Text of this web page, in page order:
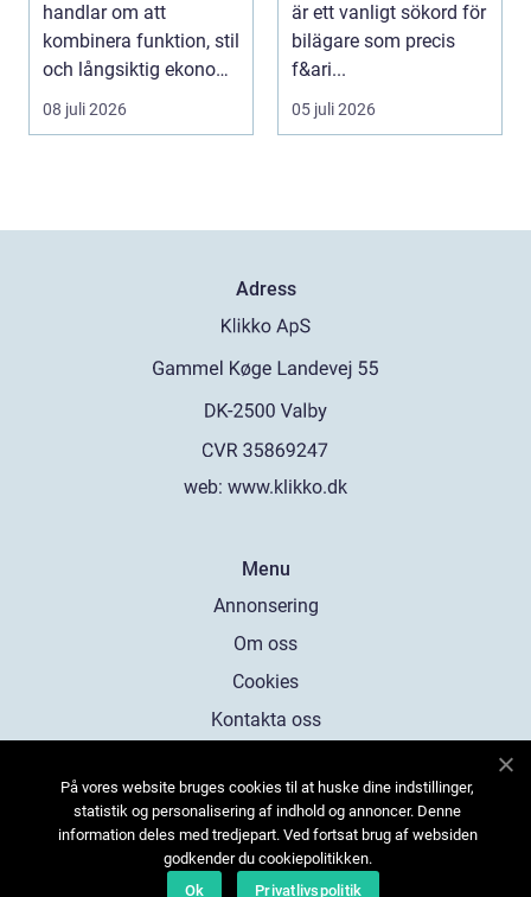
handlar om att
kombinera funktion, stil
och långsiktig ekonomi
i samma p...
08 juli 2026
är ett vanligt sökord för
bilägare som precis
f&ari...
05 juli 2026
Adress
web: www.klikko.dk
Menu
Annonsering
Om oss
Cookies
Kontakta oss
På vores website bruges cookies til at huske dine indstillinger,
statistik og personalisering af indhold og annoncer. Denne
information deles med tredjepart. Ved fortsat brug af websiden
godkender du cookiepolitikken.
Ok
Privatlivspolitik